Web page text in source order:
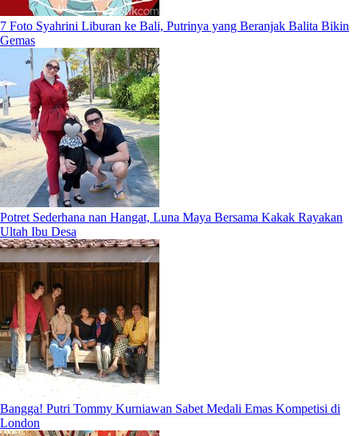
7 Foto Syahrini Liburan ke Bali, Putrinya yang Beranjak Balita Bikin
Gemas
Potret Sederhana nan Hangat, Luna Maya Bersama Kakak Rayakan
Ultah Ibu Desa
Bangga! Putri Tommy Kurniawan Sabet Medali Emas Kompetisi di
London